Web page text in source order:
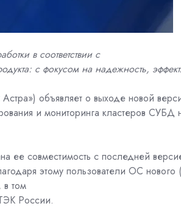
в соответствии с
с фокусом на надежность,
Астра») объявляет о выходе новой
и мониторинга кластеров СУБД
ее совместимость с последней
этому пользователи ОС нового
том
России.